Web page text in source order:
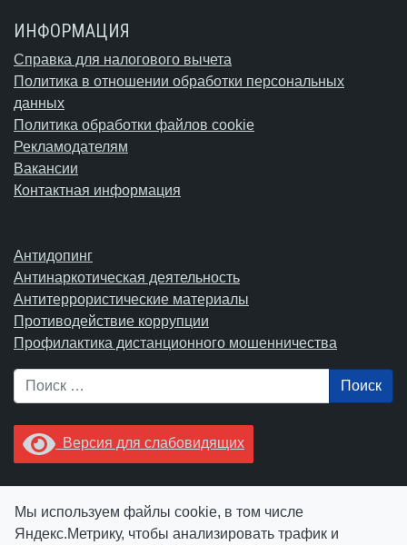
ИНФОРМАЦИЯ
Справка для налогового вычета
Политика в отношении обработки персональных
данных
Политика обработки файлов cookie
Рекламодателям
Вакансии
Контактная информация
Антидопинг
Антинаркотическая деятельность
Антитеррористические материалы
Противодействие коррупции
Профилактика дистанционного мошенничества
Поиск
Версия для слабовидящих
Ctrl+Enter.
Мы используем файлы cookie, в том числе
Яндекс.Метрику, чтобы анализировать трафик и